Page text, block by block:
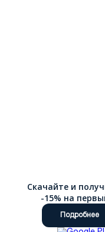
Скачайте и
-15% на
Подробнее